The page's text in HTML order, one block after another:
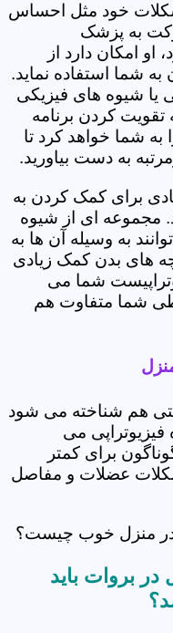
خود مثل احساس
به پزشک
او امکان دارد از
شما استفاده نماید.
یا شیوه های فیزیکی
کردن برنامه
به شما خواهد کرد تا
به دست بیاورید.
برای کمک کردن به
مجموعه ای از شیوه
به وسیله آن ها به
های بدن کمک زیادی
شما می
شما متفاوت هم
هم شناخته می شود
فیزیوتراپی می
برای کمتر
عضلات و مفاصل
در منزل خوب چیست؟
در بروات باید